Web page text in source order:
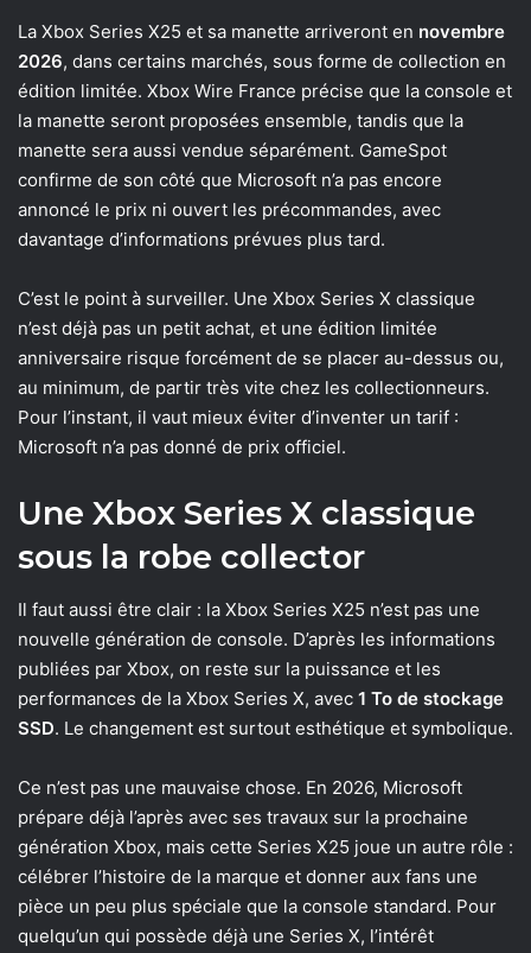
La Xbox Series X25 et sa manette arriveront en novembre
2026, dans certains marchés, sous forme de collection en
édition limitée. Xbox Wire France précise que la console et
la manette seront proposées ensemble, tandis que la
manette sera aussi vendue séparément. GameSpot
confirme de son côté que Microsoft n’a pas encore
annoncé le prix ni ouvert les précommandes, avec
davantage d’informations prévues plus tard.
C’est le point à surveiller. Une Xbox Series X classique
n’est déjà pas un petit achat, et une édition limitée
anniversaire risque forcément de se placer au-dessus ou,
au minimum, de partir très vite chez les collectionneurs.
Pour l’instant, il vaut mieux éviter d’inventer un tarif :
Microsoft n’a pas donné de prix officiel.
Une Xbox Series X classique
sous la robe collector
Il faut aussi être clair : la Xbox Series X25 n’est pas une
nouvelle génération de console. D’après les informations
publiées par Xbox, on reste sur la puissance et les
performances de la Xbox Series X, avec 1 To de stockage
SSD. Le changement est surtout esthétique et symbolique.
Ce n’est pas une mauvaise chose. En 2026, Microsoft
prépare déjà l’après avec ses travaux sur la prochaine
génération Xbox, mais cette Series X25 joue un autre rôle :
célébrer l’histoire de la marque et donner aux fans une
pièce un peu plus spéciale que la console standard. Pour
quelqu’un qui possède déjà une Series X, l’intérêt